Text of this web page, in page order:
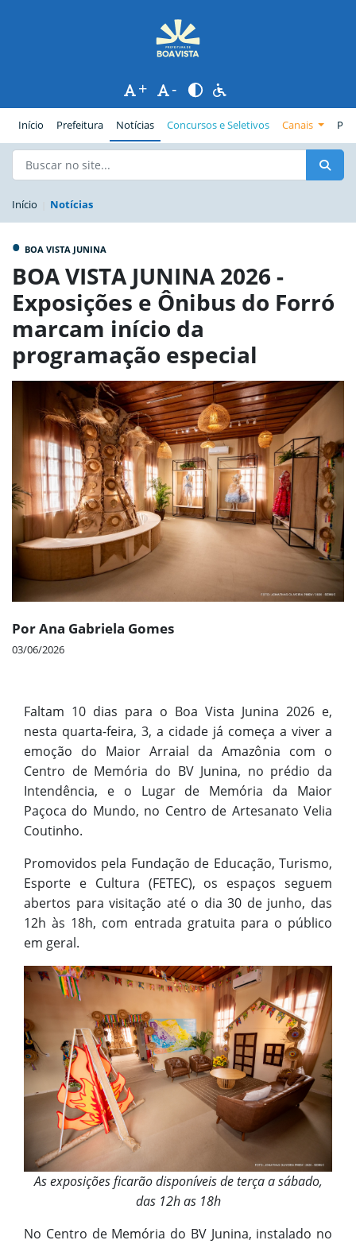
+ -
Início Prefeitura(página atual)
Notícias Concursos e Seletivos Canais
Início Notícias
• BOA VISTA JUNINA
BOA VISTA JUNINA 2026 -
Exposições e Ônibus do Forró
marcam início da
programação especial
Por Ana Gabriela Gomes
03/06/2026
Faltam 10 dias para o Boa Vista Junina 2026 e,
nesta quarta-feira, 3, a cidade já começa a viver a
emoção do Maior Arraial da Amazônia com o
Centro de Memória do BV Junina, no prédio da
Intendência, e o Lugar de Memória da Maior
Paçoca do Mundo, no Centro de Artesanato Velia
Coutinho.
Promovidos pela Fundação de Educação, Turismo,
Esporte e Cultura (FETEC), os espaços seguem
abertos para visitação até o dia 30 de junho, das
12h às 18h, com entrada gratuita para o público
em geral.
As exposições ficarão disponíveis de terça a sábado,
das 12h as 18h
No Centro de Memória do BV Junina, instalado no